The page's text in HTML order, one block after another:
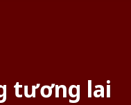
tương lai